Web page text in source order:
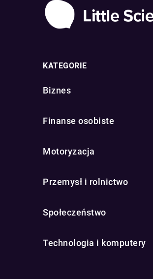
KATEGORIE
Biznes
Finanse osobiste
Motoryzacja
Przemysł i rolnictwo
Społeczeństwo
Technologia i komputery